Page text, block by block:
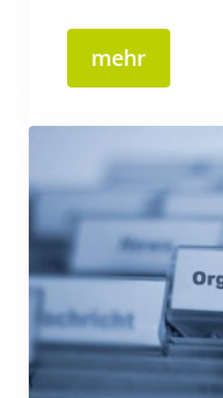
mehr